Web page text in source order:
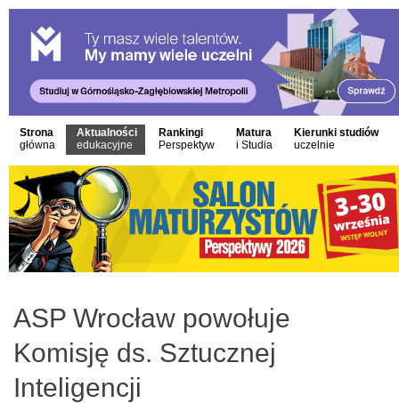
Strona
główna
Aktualności
edukacyjne
Rankingi
Perspektyw
Matura
i Studia
Kierunki studiów
uczelnie
ASP Wrocław powołuje
Komisję ds. Sztucznej
Inteligencji